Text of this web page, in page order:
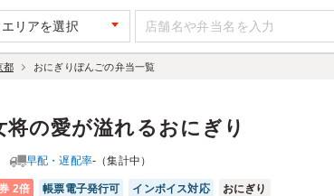
エリアを選択
都 おにぎりぼんごの弁当一覧
の愛が溢れるおにぎり
早配・遅配率-（集計中）
2倍 帳票電子発行可 インボイス対応 おにぎり